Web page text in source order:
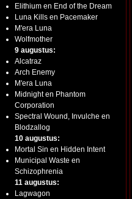
Elithium en End of the Dream
Luna Kills en Pacemaker
M'era Luna
Wolfmother
9 augustus:
Alcatraz
Arch Enemy
M'era Luna
Midnight en Phantom
Corporation
Spectral Wound, Invulche en
Blodzallog
10 augustus:
Mortal Sin en Hidden Intent
Municipal Waste en
Schizophrenia
11 augustus:
Lagwagon